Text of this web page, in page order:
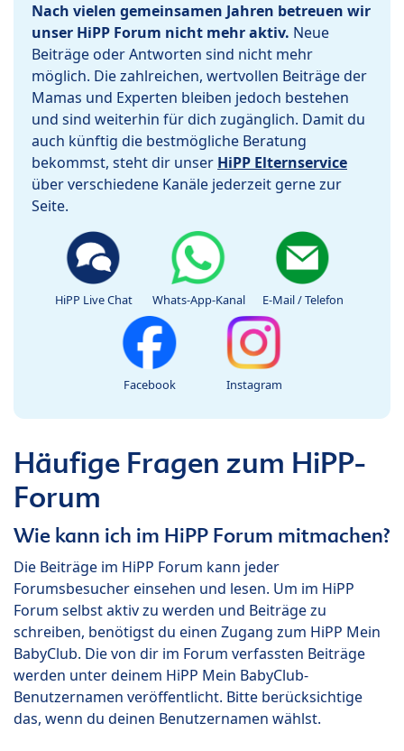
Nach vielen gemeinsamen Jahren betreuen wir
unser HiPP Forum nicht mehr aktiv. Neue
Beiträge oder Antworten sind nicht mehr
möglich. Die zahlreichen, wertvollen Beiträge der
Mamas und Experten bleiben jedoch bestehen
und sind weiterhin für dich zugänglich. Damit du
auch künftig die bestmögliche Beratung
bekommst, steht dir unser HiPP Elternservice
über verschiedene Kanäle jederzeit gerne zur
Seite.
HiPP Live Chat Whats-App-Kanal E-Mail / Telefon
Facebook Instagram
Häufige Fragen zum HiPP-
Forum
Wie kann ich im HiPP Forum mitmachen?
Die Beiträge im HiPP Forum kann jeder
Forumsbesucher einsehen und lesen. Um im HiPP
Forum selbst aktiv zu werden und Beiträge zu
schreiben, benötigst du einen Zugang zum HiPP Mein
BabyClub. Die von dir im Forum verfassten Beiträge
werden unter deinem HiPP Mein BabyClub-
Benutzernamen veröffentlicht. Bitte berücksichtige
das, wenn du deinen Benutzernamen wählst.